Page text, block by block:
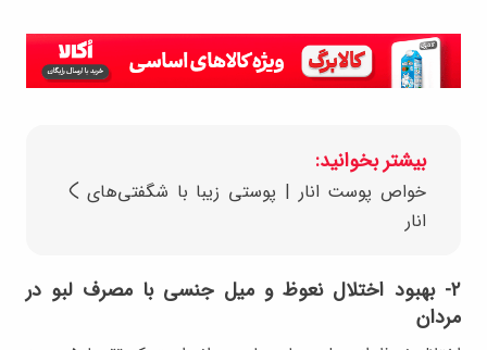
بیشتر بخوانید:
خواص پوست انار | پوستی زیبا با شگفتی‌های
انار
۲- بهبود اختلال نعوظ و میل جنسی با مصرف لبو در
مردان